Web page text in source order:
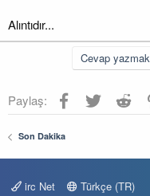
Alıntıdır...
Cevap
Paylaş: Facebook
Twitter
Son Dakika
irc Net
Türkçe (TR)